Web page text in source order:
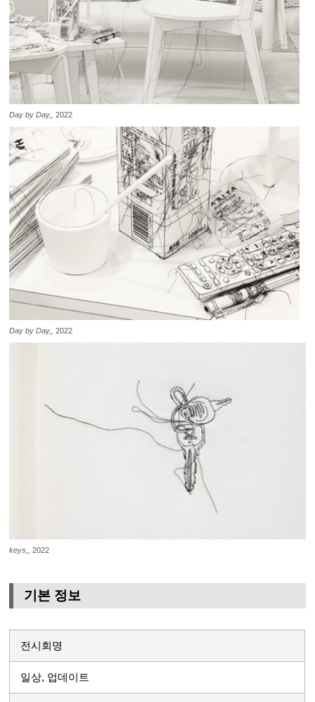
Day by Day,,2022
Day by Day,,2022
keys,,2022
기본 정보
전시회명
일상, 업데이트